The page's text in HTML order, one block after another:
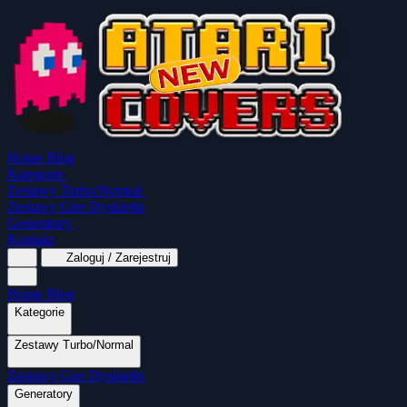
Home Blog
Kategorie
Zestawy Turbo/Normal
Zestawy Gier Dyskietki
Generatory
Kontakt
Zaloguj / Zarejestruj
Home Blog
Kategorie
Wszystkie kategorie
Zestawy Turbo/Normal
MapaSoft Turbo ROM SparkTurbo 2000
Mina Grubcio Normal
Zestawy Gier Dyskietki
Generatory